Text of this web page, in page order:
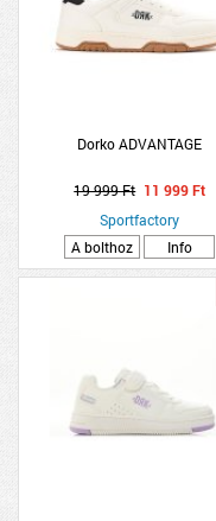
Dorko ADVANTAGE
19 999 Ft 11 999 Ft
Sportfactory
A bolthoz
Info